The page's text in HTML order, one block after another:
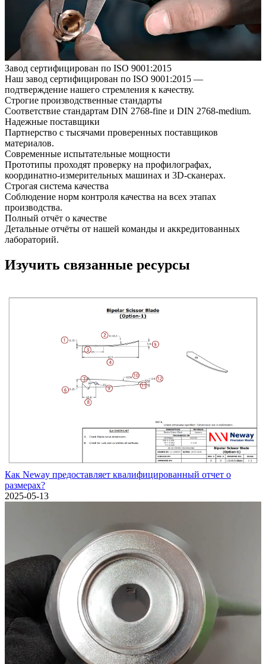
Завод сертифицирован по ISO 9001:2015
Наш завод сертифицирован по ISO 9001:2015 —
подтверждение нашего стремления к качеству.
Строгие производственные стандарты
Соответствие стандартам DIN 2768-fine и DIN 2768-medium.
Надежные поставщики
Партнерство с тысячами проверенных поставщиков
материалов.
Современные испытательные мощности
Прототипы проходят проверку на профилографах,
координатно-измерительных машинах и 3D-сканерах.
Строгая система качества
Соблюдение норм контроля качества на всех этапах
производства.
Полный отчёт о качестве
Детальные отчёты от нашей команды и аккредитованных
лабораторий.
Изучить связанные ресурсы
Как Neway предоставляет квалифицированный отчет о
размерах?
2025-05-13